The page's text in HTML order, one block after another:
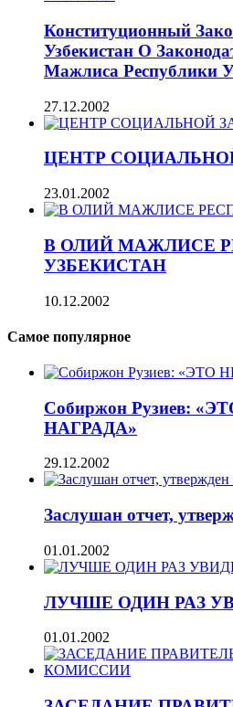
Конституционный
Узбекистан О
Мажлиса Республики
27.12.2002
ЦЕНТР
23.01.2002
В ОЛИЙ МАЖЛИСЕ
УЗБЕКИСТАН
10.12.2002
Самое популярное
Собиржон Рузиев:
НАГРАДА»
29.12.2002
Заслушан отчет,
01.01.2002
ЛУЧШЕ ОДИН РАЗ
01.01.2002